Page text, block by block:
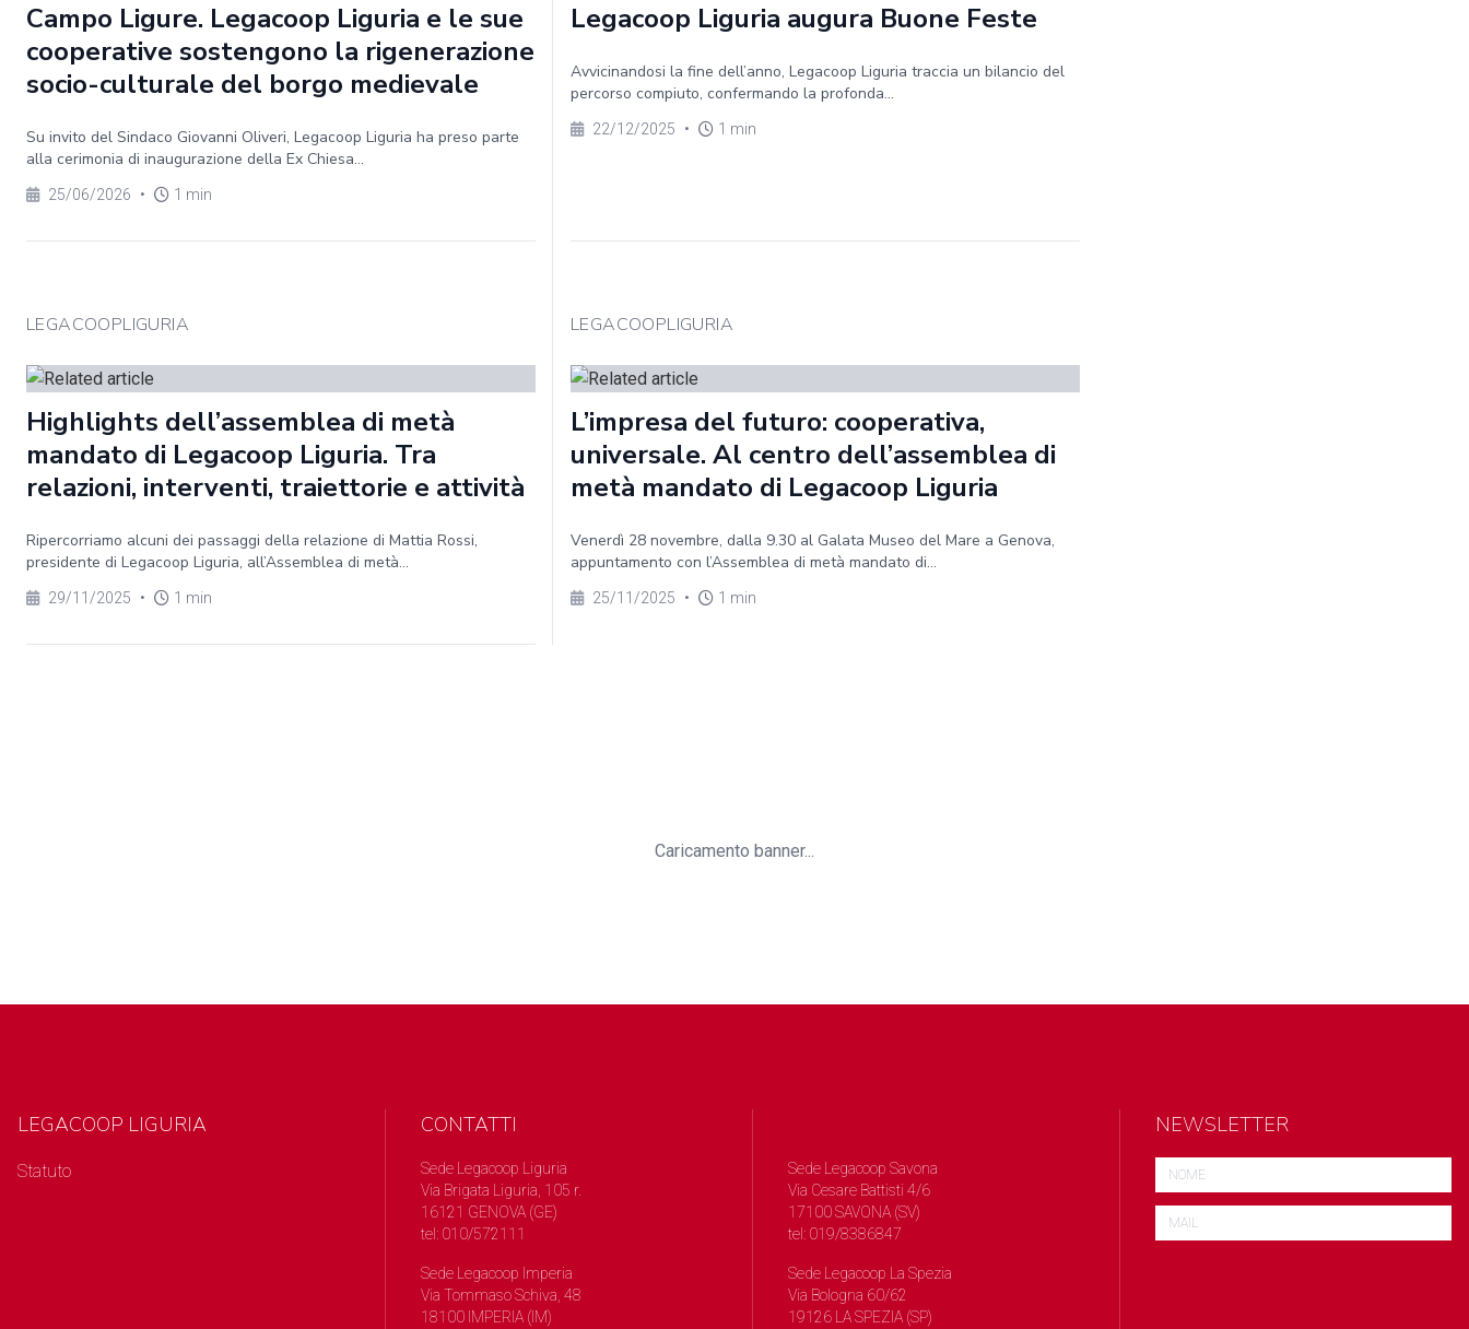
Campo Ligure. Legacoop Liguria e le sue
cooperative sostengono la rigenerazione
socio-culturale del borgo medievale
Su invito del Sindaco Giovanni Oliveri, Legacoop Liguria ha preso parte
alla cerimonia di inaugurazione della Ex Chiesa...
25/06/2026 • 1 min
Legacoop Liguria augura Buone Feste
Avvicinandosi la fine dell’anno, Legacoop Liguria traccia un bilancio del
percorso compiuto, confermando la profonda...
22/12/2025 • 1 min
LEGACOOPLIGURIA
Highlights dell’assemblea di metà
mandato di Legacoop Liguria. Tra
relazioni, interventi, traiettorie e attività
Ripercorriamo alcuni dei passaggi della relazione di Mattia Rossi,
presidente di Legacoop Liguria, all’Assemblea di metà...
29/11/2025 • 1 min
LEGACOOPLIGURIA
L’impresa del futuro: cooperativa,
universale. Al centro dell’assemblea di
metà mandato di Legacoop Liguria
Venerdì 28 novembre, dalla 9.30 al Galata Museo del Mare a Genova,
appuntamento con l’Assemblea di metà mandato di...
25/11/2025 • 1 min
Caricamento banner...
LEGACOOP LIGURIA
Statuto
CONTATTI
Sede Legacoop Liguria
Via Brigata Liguria, 105 r.
16121 GENOVA (GE)
tel: 010/572111
Sede Legacoop Imperia
Via Tommaso Schiva, 48
18100 IMPERIA (IM)
Sede Legacoop Savona
Via Cesare Battisti 4/6
17100 SAVONA (SV)
tel: 019/8386847
Sede Legacoop La Spezia
Via Bologna 60/62
19126 LA SPEZIA (SP)
NEWSLETTER